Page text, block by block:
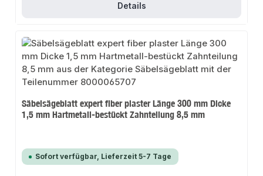
Details
Säbelsägeblatt expert fiber plaster Länge 300 mm Dicke
1,5 mm Hartmetall-bestückt Zahnteilung 8,5 mm
Sofort verfügbar, Lieferzeit 5-7 Tage